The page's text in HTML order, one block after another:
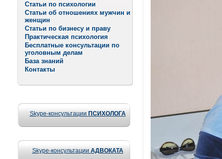
Статьи по психологии
Статьи об отношениях мужчин и
женщин
Статьи по бизнесу и праву
Практическая психология
Бесплатные консультации по
уголовным делам
База знаний
Контакты
Skype-консультации ПСИХОЛОГА
Skype-консультации АДВОКАТА